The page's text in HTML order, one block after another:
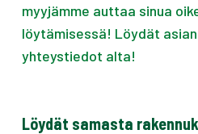
myyjämme auttaa sinua
löytämisessä! Löydät
yhteystiedot alta!
Löydät samasta